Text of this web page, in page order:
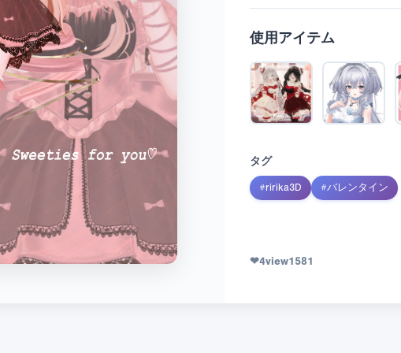
使用アイテム
タグ
#ririka3D #バレンタイン
❤4view1581